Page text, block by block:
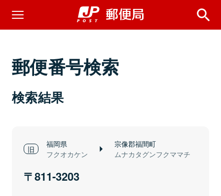
郵便番号検索
検索結果
福岡県
フクオカケン
宗像郡福間町
ムナカタグンフクママチ
811-3203